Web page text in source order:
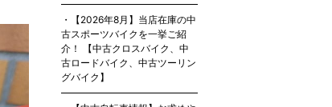
【2026年8月】当店在庫の中
古スポーツバイクを一挙ご紹
介！ 【中古クロスバイク、中
古ロードバイク、中古ツーリン
グバイク】